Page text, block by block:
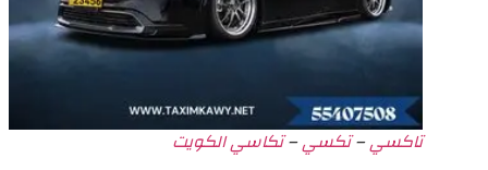
تاكسي–تكسي–تكاسي الكويت